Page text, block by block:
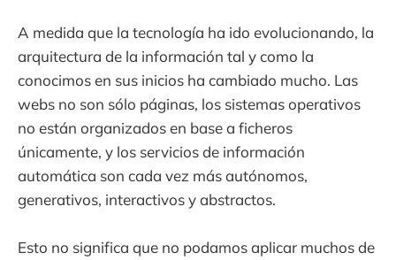
A medida que la tecnología ha ido evolucionando, la
arquitectura de la información tal y como la
conocimos en sus inicios ha cambiado mucho. Las
webs no son sólo páginas, los sistemas operativos
no están organizados en base a ficheros
únicamente, y los servicios de información
automática son cada vez más autónomos,
generativos, interactivos y abstractos.
Esto no significa que no podamos aplicar muchos de